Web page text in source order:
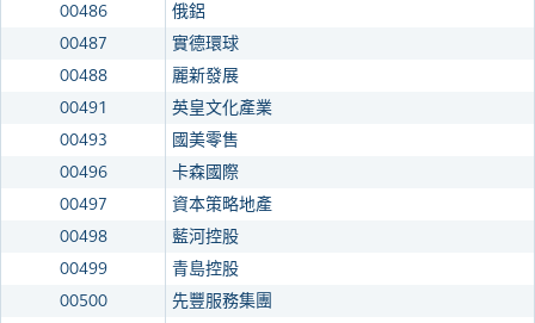
00486
俄鋁
00487
實德環球
00488
麗新發展
00491
英皇文化產業
00493
國美零售
00496
卡森國際
00497
資本策略地產
00498
藍河控股
00499
青島控股
00500
先豐服務集團